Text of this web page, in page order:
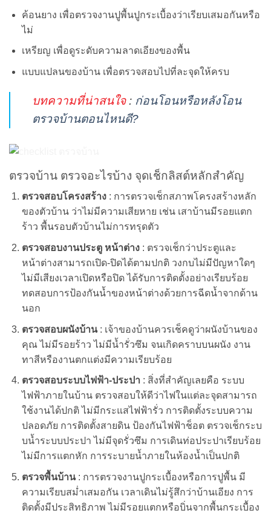
ค้อนยาง เพื่อตรวจงานปูพื้นปูกระเบื้องว่าเรียบเสมอกันหรือ
ไม่
เหรียญ เพื่อดูระดับความลาดเอียงของพื้น
แบบแปลนของบ้าน เพื่อตรวจสอบไปที่ละจุดให้ครบ
บทความที่น่าสนใจ: ก่อนโอนหรือหลังโอน
ตรวจบ้านตอนไหนดี?
ตรวจบ้าน ตรวจอะไรบ้าง จุดเช็กลิสต์หลักสำคัญ
ตรวจสอบโครงสร้าง: การตรวจเช็กสภาพโครงสร้างหลัก
ของตัวบ้าน ว่าไม่มีความเสียหาย เช่น เสาบ้านมีรอยแตก
ร้าว พื้นรอบตัวบ้านไม่การทรุดตัว
ตรวจสอบงานประตู หน้าต่าง: ตรวจเช็กว่าประตูและ
หน้าต่างสามารถเปิด-ปิดได้ตามปกติ วงกบไม่มีปัญหาใดๆ
ไม่มีเสียงเวลาเปิดหรือปิด ได้รับการติดตั้งอย่างเรียบร้อย
ทดสอบการป้องกันน้ำของหน้าต่างด้วยการฉีดน้ำจากด้าน
นอก
ตรวจสอบผนังบ้าน: เจ้าของบ้านควรเช็คดูว่าผนังบ้านของ
คุณ ไม่มีรอยร้าว ไม่มีน้ำรั่วซึม จนเกิดคราบบนผนัง งาน
ทาสีหรืองานตกแต่งมีความเรียบร้อย
ตรวจสอบระบบไฟฟ้า-ประปา : สิ่งที่สำคัญเลยคือ ระบบ
ไฟฟ้าภายในบ้าน ตรวจสอบให้ดีว่าไฟในแต่ละจุดสามารถ
ใช้งานได้ปกติ ไม่มีกระแสไฟฟ้ารั่ว การติดตั้งระบบความ
ปลอดภัย การติดตั้งสายดิน ป้องกันไฟฟ้าช็อต ตรวจเช็กระบ
บน้ำระบบประปา ไม่มีจุดรั่วซึม การเดินท่อประปาเรียบร้อย
ไม่มีการแตกหัก การระบายน้ำภายในห้องน้ำเป็นปกติ
ตรวจพื้นบ้าน: การตรวจงานปูกระเบื้องหรือการปูพื้น มี
ความเรียบสม่ำเสมอกัน เวลาเดินไม่รู้สึกว่าบ้านเอียง การ
ติดตั้งมีประสิทธิภาพ ไม่มีรอยแตกหรือบิ่นจากพื้นกระเบื้อง